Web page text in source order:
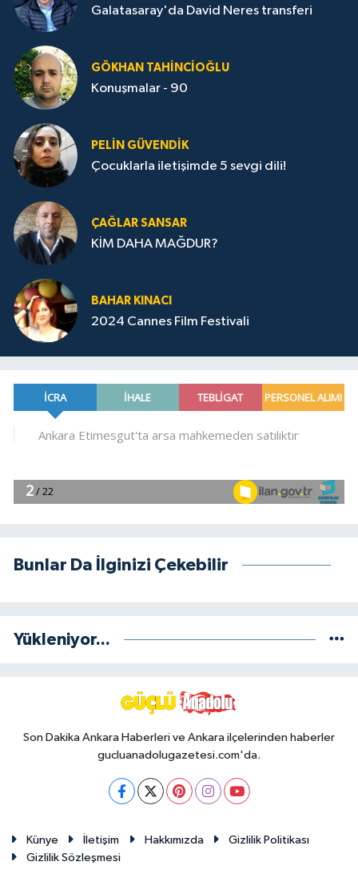
Galatasaray'da David Neres transferi
GÖKHAN TAHINCIOĞLU
Konuşmalar - 90
PELIN GÜVENDIK
Çocuklarla iletişimde 5 sevgi dili!
ÇAĞLAR SANSAR
KİM DAHA MAĞDUR?
BAHAR KINACI
2024 Cannes Film Festivali
Bunlar Da İlginizi Çekebilir
Yükleniyor...
Son Dakika Ankara Haberleri ve Ankara ilçelerinden haberler
gucluanadolugazetesi.com'da.
Künye İletişim Hakkımızda
Gizlilik Politikası
Gizlilik Sözleşmesi